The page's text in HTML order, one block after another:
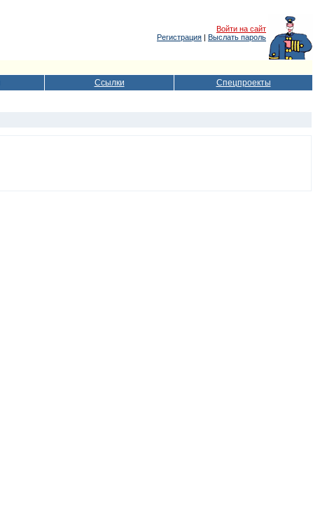
Войти на сайт
Регистрация | Выслать пароль
Ссылки Спецпроекты